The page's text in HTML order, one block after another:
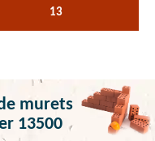
13
murets
13500